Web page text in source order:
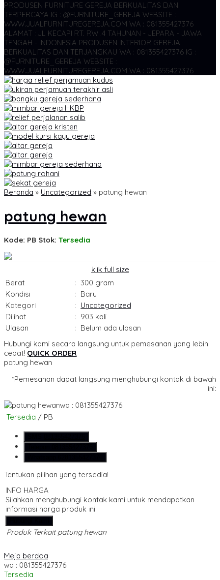
PRODUSEN FURNITURE GEREJA BERKUALITAS DAN
TERPERCAYA IG : @FURNITURE_GEREJA WEBSITE :
WWW.JUALFURNITUREGEREJA.COM WA : 081355427376
ALAMAT : JL KECAPI RT. RW .4 TAHUNAN - JEPARA - JAWA
TENGAH - INDONESIA PRODUSEN INTERIOR GEREJA
BERKUALITAS DAN TERJANGKAU WA : 081355427376 IG :
@FURNITURE_GEREJA WEBSITE :
WWW.JUALFURNITUREGEREJA.COM WA : 081355427376
Beranda » Uncategorized » patung hewan
patung hewan
Kode: PB Stok: Tersedia
klik full size
Berat
: 300 gram
Kondisi
: Baru
Kategori
: Uncategorized
Dilihat
: 903 kali
Ulasan
: Belum ada ulasan
Hubungi kami secara langsung untuk pemesanan yang lebih
cepat! QUICK ORDER
patung hewan
*Pemesanan dapat langsung menghubungi kontak di bawah
ini:
wa : 081355427376
Tersedia / PB
Tentukan pilihan yang tersedia!
INFO HARGA
Silahkan menghubungi kontak kami untuk mendapatkan
informasi harga produk ini.
Produk Terkait patung hewan
Meja berdoa
wa : 081355427376
Tersedia